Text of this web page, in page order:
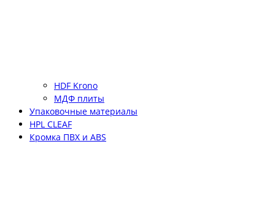
HDF Krono
МДФ плиты
Упаковочные материалы
HPL CLEAF
Кромка ПВХ и ABS